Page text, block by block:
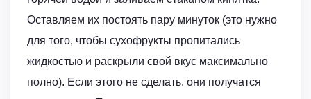
Оставляем их постоять пару минуток (это нужно
для того, чтобы сухофрукты пропитались
жидкостью и раскрыли свой вкус максимально
полно). Если этого не сделать, они получатся